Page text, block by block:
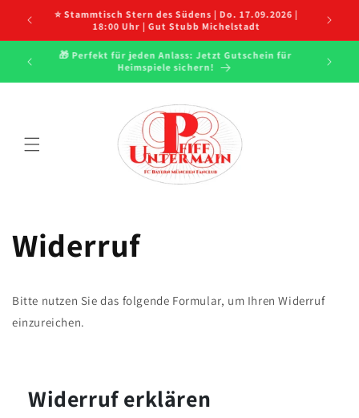
zum
⭐ Stammtisch Stern des Südens | Do. 17.09.2026 |
18:00 Uhr | Gut Stubb Michelstadt
⭐
Infos
🎁 Perfekt für jeden Anlass: Jetzt Gutschein für
Heimspiele sichern!
Widerruf
Bitte nutzen Sie das folgende Formular, um Ihren Widerruf
einzureichen.
Widerruf erklären